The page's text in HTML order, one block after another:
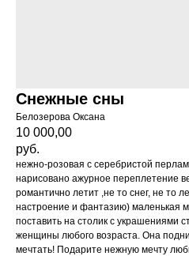
Снежные сны
Белозерова Оксана
10 000,00
руб.
нежно-розовая с серебристой
нарисовано ажурное переплетение
романтично летит ,не то снег, не то
настроение и фантазию) маленькая
поставить на столик с украшениями
женщины любого возраста. Она
мечтать! Подарите нежную мечту